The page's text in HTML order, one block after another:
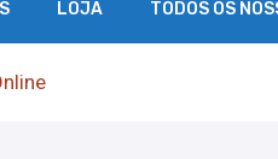
LOJA TODOS OS